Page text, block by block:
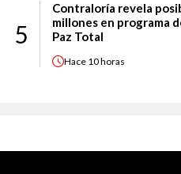
5
Contraloría revela
millones en programa
Paz Total
Hace 10 horas